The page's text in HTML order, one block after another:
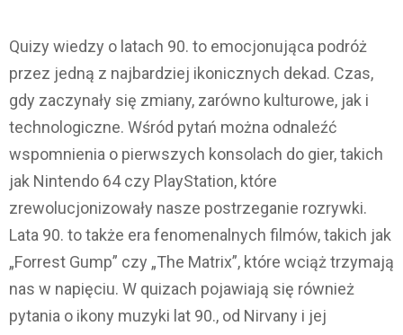
Quizy wiedzy o latach 90. to emocjonująca podróż
przez jedną z najbardziej ikonicznych dekad. Czas,
gdy zaczynały się zmiany, zarówno kulturowe, jak i
technologiczne. Wśród pytań można odnaleźć
wspomnienia o pierwszych konsolach do gier, takich
jak Nintendo 64 czy PlayStation, które
zrewolucjonizowały nasze postrzeganie rozrywki.
Lata 90. to także era fenomenalnych filmów, takich jak
„Forrest Gump” czy „The Matrix”, które wciąż trzymają
nas w napięciu. W quizach pojawiają się również
pytania o ikony muzyki lat 90., od Nirvany i jej